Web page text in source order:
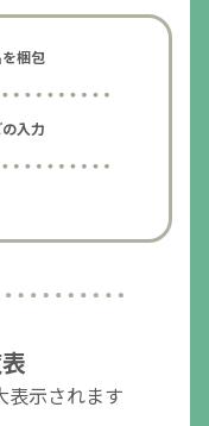
梱包
入力
示されます